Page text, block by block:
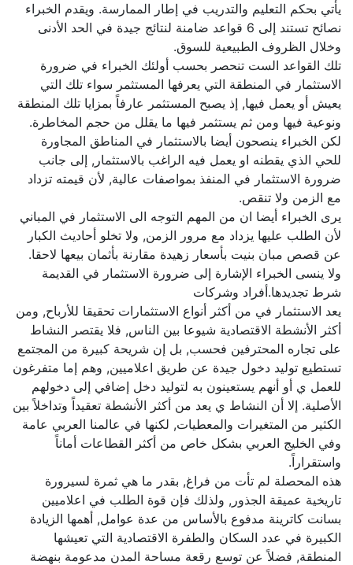
يأتي بحكم التعليم والتدريب في إطار الممارسة. ويقدم الخبراء
نصائح تستند إلى 6 قواعد ضامنة لنتائج جيدة في الحد الأدنى
وخلال الظروف الطبيعية للسوق.
تلك القواعد الست تنحصر بحسب أولئك الخبراء في ضرورة
الاستثمار في المنطقة التي يعرفها المستثمر سواء تلك التي
يعيش أو يعمل فيها, إذ يصبح المستثمر عارفاً بمزايا تلك المنطقة
ونوعية فيها ومن ثم يستثمر فيها ما يقلل من حجم المخاطرة.
لكن الخبراء ينصحون أيضا بالاستثمار في المناطق المجاورة
للحي الذي يقطنه او يعمل فيه الراغب بالاستثمار, إلى جانب
ضرورة الاستثمار في المنفذ بمواصفات عالية, لأن قيمته تزداد
مع الزمن ولا تنقص.
يرى الخبراء أيضا ان من المهم التوجه الى الاستثمار في المباني
لأن الطلب عليها يزداد مع مرور الزمن, ولا تخلو أحاديث الكبار
عن قصص مبان بنيت بأسعار زهيدة مقارنة بأثمان بيعها لاحقا.
ولا ينسى الخبراء الإشارة إلى ضرورة الاستثمار في القديمة
شرط تجديدها.أفراد وشركات
يعد الاستثمار في من أكثر أنواع الاستثمارات تحقيقا للأرباح, ومن
أكثر الأنشطة الاقتصادية شيوعا بين الناس, فلا يقتصر النشاط
على تجاره المحترفين فحسب, بل إن شريحة كبيرة من المجتمع
تستطيع توليد دخول جيدة عن طريق اعلاميين, وهم إما متفرغون
للعمل ي أو أنهم يستعينون به لتوليد دخل إضافي إلى دخولهم
الأصلية. إلا أن النشاط ي يعد من أكثر الأنشطة تعقيداً وتداخلاً بين
الكثير من المتغيرات والمعطيات, لكنها في عالمنا العربي عامة
وفي الخليج العربي بشكل خاص من أكثر القطاعات أماناً
واستقراراً.
هذه المحصلة لم تأت من فراغ, بقدر ما هي ثمرة لسيرورة
تاريخية عميقة الجذور, ولذلك فإن قوة الطلب في اعلاميين
بسانت كاترينة مدفوع بالأساس من عدة عوامل, أهمها الزيادة
الكبيرة في عدد السكان والطفرة الاقتصادية التي تعيشها
المنطقة, فضلاً عن توسع رقعة مساحة المدن مدعومة بنهضة